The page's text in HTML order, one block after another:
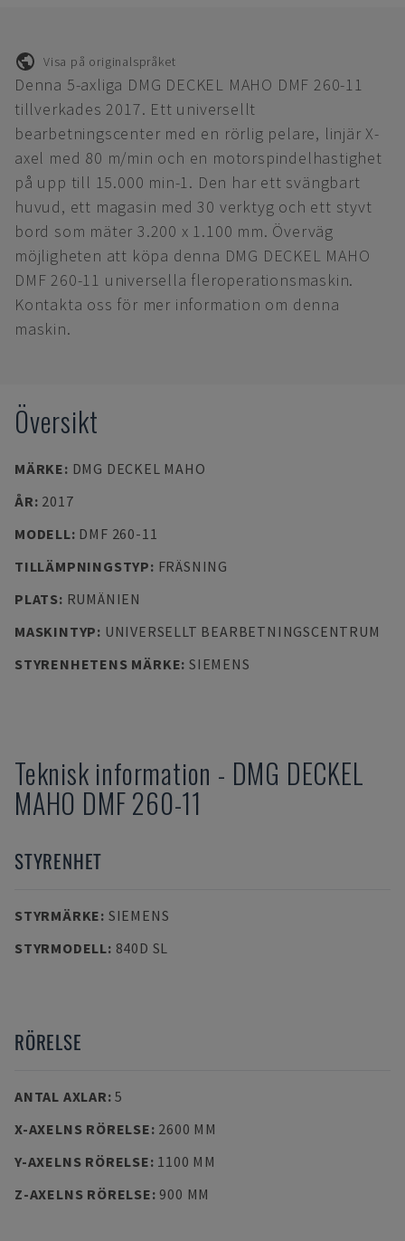
Visa på originalspråket
Denna 5-axliga DMG DECKEL MAHO DMF 260-11
tillverkades 2017. Ett universellt
bearbetningscenter med en rörlig pelare, linjär X-
axel med 80 m/min och en motorspindelhastighet
på upp till 15.000 min-1. Den har ett svängbart
huvud, ett magasin med 30 verktyg och ett styvt
bord som mäter 3.200 x 1.100 mm. Överväg
möjligheten att köpa denna DMG DECKEL MAHO
DMF 260-11 universella fleroperationsmaskin.
Kontakta oss för mer information om denna
maskin.
Översikt
MÄRKE: DMG DECKEL MAHO
ÅR: 2017
MODELL: DMF 260-11
TILLÄMPNINGSTYP: FRÄSNING
PLATS: RUMÄNIEN
MASKINTYP: UNIVERSELLT BEARBETNINGSCENTRUM
STYRENHETENS MÄRKE: SIEMENS
Teknisk information - DMG DECKEL
MAHO DMF 260-11
STYRENHET
STYRMÄRKE: SIEMENS
STYRMODELL: 840D SL
RÖRELSE
ANTAL AXLAR:5
X-AXELNS RÖRELSE: 2600 MM
Y-AXELNS RÖRELSE: 1100 MM
Z-AXELNS RÖRELSE: 900 MM